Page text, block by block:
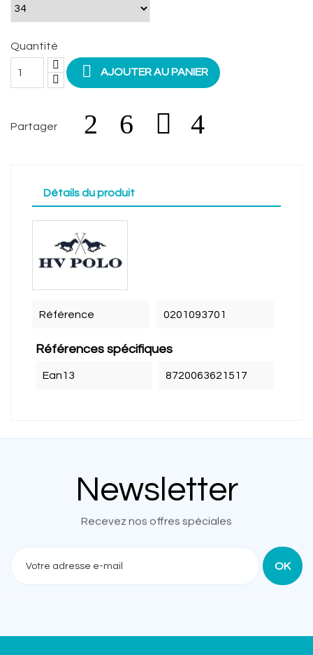
Quantité
 AJOUTER AU PANIER
Partager
Détails du produit
Référence 0201093701
Références spécifiques
Ean13 8720063621517
Newsletter
Recevez nos offres spéciales